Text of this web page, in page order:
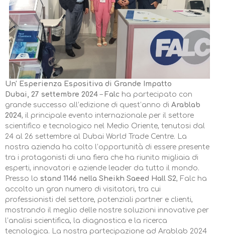
Un' Esperienza Espositiva di Grande Impatto
Dubai, 27 settembre 2024 – Falc ha partecipato con
grande successo all’edizione di quest’anno di Arablab
2024, il principale evento internazionale per il settore
scientifico e tecnologico nel Medio Oriente, tenutosi dal
24 al 26 settembre al Dubai World Trade Centre. La
nostra azienda ha colto l’opportunità di essere presente
tra i protagonisti di una fiera che ha riunito migliaia di
esperti, innovatori e aziende leader da tutto il mondo.
Presso lo stand 1146 nella Sheikh Saeed Hall S2, Falc ha
accolto un gran numero di visitatori, tra cui
professionisti del settore, potenziali partner e clienti,
mostrando il meglio delle nostre soluzioni innovative per
l’analisi scientifica, la diagnostica e la ricerca
tecnologica. La nostra partecipazione ad Arablab 2024